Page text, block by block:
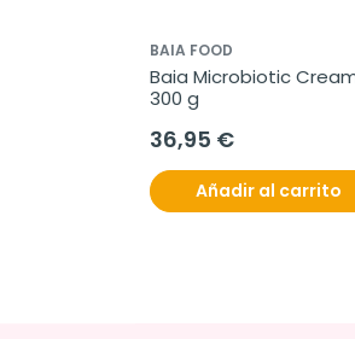
BAIA FOOD
Baia Microbiotic
300 g
36,95 €
Añadir al carrito